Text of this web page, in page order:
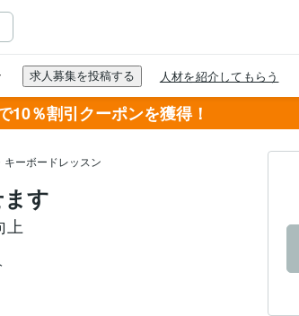
10％割引クーポンを獲得！
キーボードレッスン
す
上